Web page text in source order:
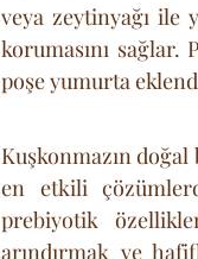
veya zeytinyağı ile
korumasını
poşe yumurta
Kuşkonmazın
en etkili
prebiyotik
arındırmak ve